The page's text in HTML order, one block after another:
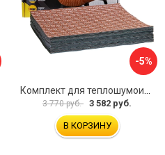
-5%
3 770 руб. 3 582 руб.
В КОРЗИНУ